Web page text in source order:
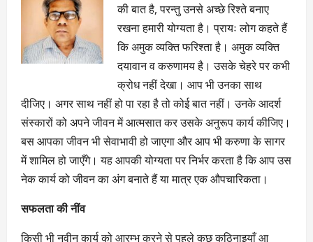
की बात है, परन्तु उनसे अच्छे रिश्ते बनाए
रखना हमारी योग्यता है। प्रायः लोग कहते हैं
कि अमुक व्यक्ति फरिश्ता है। अमुक व्यक्ति
दयावान व करुणामय है। उसके चेहरे पर कभी
क्रोध नहीं देखा। आप भी उनका साथ
दीजिए। अगर साथ नहीं हो पा रहा है तो कोई बात नहीं। उनके आदर्श
संस्कारों को अपने जीवन में आत्मसात कर उसके अनुरूप कार्य कीजिए।
बस आपका जीवन भी सेवाभावी हो जाएगा और आप भी करुणा के सागर
में शामिल हो जाएँगे। यह आपकी योग्यता पर निर्भर करता है कि आप उस
नेक कार्य को जीवन का अंग बनाते हैं या मात्र एक औपचारिकता।
सफलता की नींव
किसी भी नवीन कार्य को आरम्भ करने से पहले कुछ कठिनाइयाँ आ